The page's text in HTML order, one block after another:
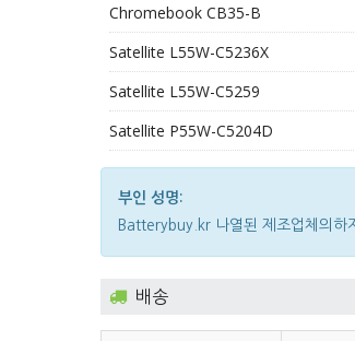
Chromebook CB35-B
Satellite L55W-C5236X
Satellite L55W-C5259
Satellite P55W-C5204D
부인 성명:
Batterybuy.kr 나열된 제조업체의하
배송